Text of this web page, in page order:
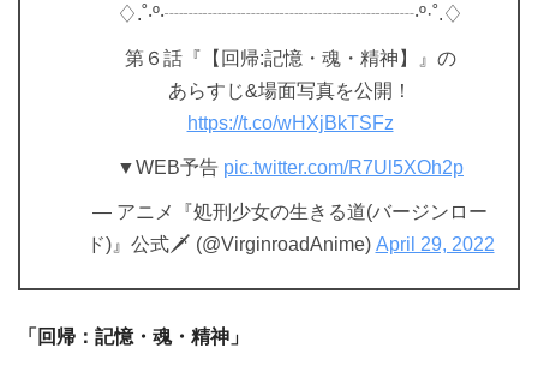
♢.˚‧º‧┈┈┈┈┈┈┈┈┈┈┈┈┈‧º·˚.♢
第６話『【回帰:記憶・魂・精神】』の
あらすじ&場面写真を公開！
https://t.co/wHXjBkTSFz
▼WEB予告 pic.twitter.com/R7Ul5XOh2p
— アニメ『処刑少女の生きる道(バージンロー
ド)』公式🗡 (@VirginroadAnime) April 29, 2022
「回帰：記憶・魂・精神」